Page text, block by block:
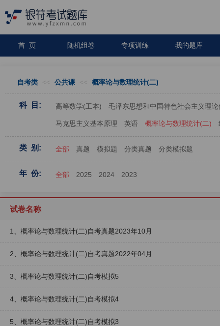
首 页 随机组卷 专项训练 我的题库
自考类 << 公共课 << 概率论与数理统计(二)
科 目: 高等数学(工本) 毛泽东思想和中国特色社会主义理
马克思主义基本原理 英语 概率论与数理统计(二)
类 别: 全部 真题 模拟题 分类真题 分类模拟题
年 份: 全部 2025 2024 2023
试卷名称
1、概率论与数理统计(二)自考真题2023年10月
2、概率论与数理统计(二)自考真题2022年04月
3、概率论与数理统计(二)自考模拟5
4、概率论与数理统计(二)自考模拟4
5、概率论与数理统计(二)自考模拟3